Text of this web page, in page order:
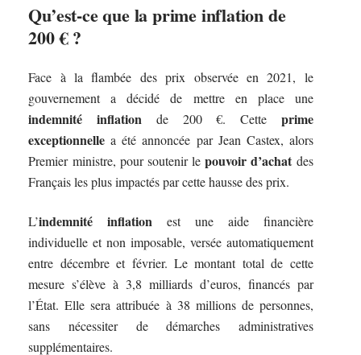
Qu’est-ce que la prime inflation de
200 € ?
Face à la flambée des prix observée en 2021, le
gouvernement a décidé de mettre en place une
indemnité inflation de 200 €. Cette prime
exceptionnelle a été annoncée par Jean Castex, alors
Premier ministre, pour soutenir lepouvoir d’achat des
Français les plus impactés par cette hausse des prix.
L’indemnité inflation est une aide financière
individuelle et non imposable, versée automatiquement
entre décembre et février. Le montant total de cette
mesure s’élève à 3,8 milliards d’euros, financés par
l’État. Elle sera attribuée à 38 millions de personnes,
sans nécessiter de démarches administratives
supplémentaires.